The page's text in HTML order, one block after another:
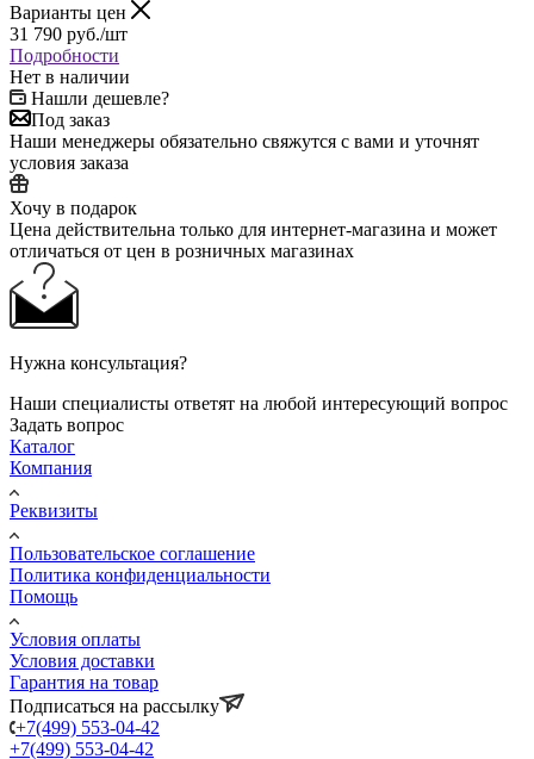
Варианты цен
31 790 руб./шт
Подробности
Нет в наличии
Нашли дешевле?
Под заказ
Наши менеджеры обязательно свяжутся с вами и уточнят
условия заказа
Хочу в подарок
Цена действительна только для интернет-магазина и может
отличаться от цен в розничных магазинах
Нужна консультация?
Наши специалисты ответят на любой интересующий вопрос
Задать вопрос
Каталог
Компания
Реквизиты
Пользовательское соглашение
Политика конфиденциальности
Помощь
Условия оплаты
Условия доставки
Гарантия на товар
Подписаться на рассылку
+7(499) 553-04-42
+7(499) 553-04-42